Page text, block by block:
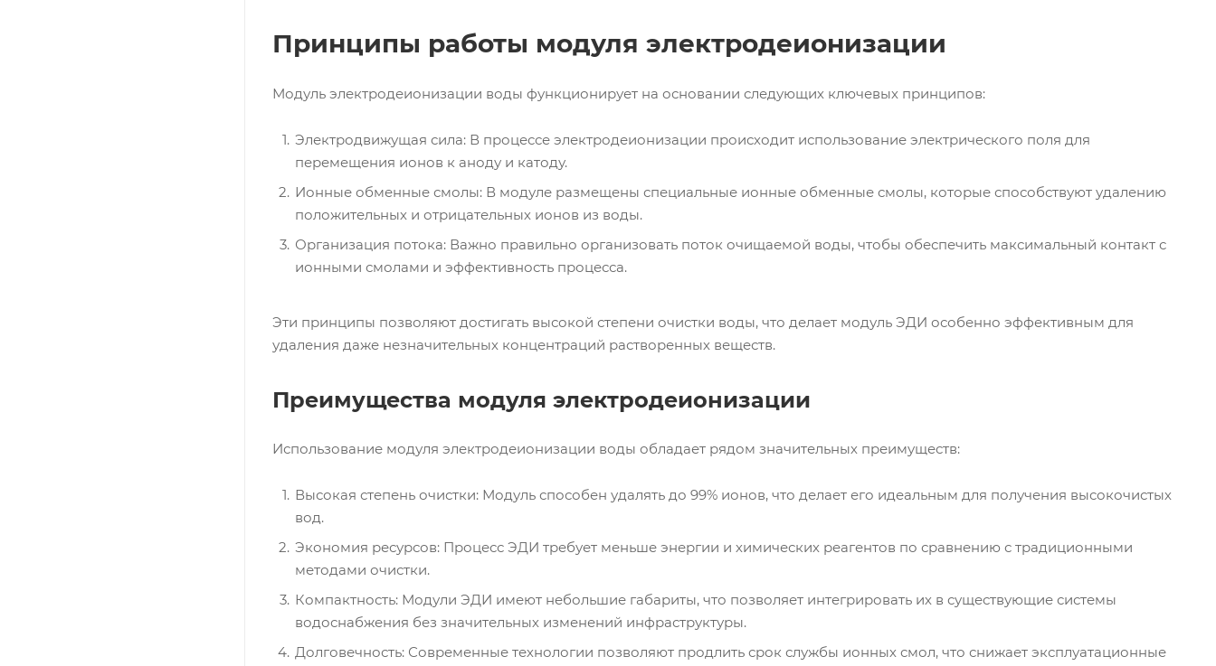
Принципы работы модуля электродеионизации
Модуль электродеионизации воды функционирует на основании следующих ключевых принципов:
Электродвижущая сила: В процессе электродеионизации происходит использование электрического поля для
перемещения ионов к аноду и катоду.
Ионные обменные смолы: В модуле размещены специальные ионные обменные смолы, которые способствуют удалению
положительных и отрицательных ионов из воды.
Организация потока: Важно правильно организовать поток очищаемой воды, чтобы обеспечить максимальный контакт с
ионными смолами и эффективность процесса.
Эти принципы позволяют достигать высокой степени очистки воды, что делает модуль ЭДИ особенно эффективным для
удаления даже незначительных концентраций растворенных веществ.
Преимущества модуля электродеионизации
Использование модуля электродеионизации воды обладает рядом значительных преимуществ:
Высокая степень очистки: Модуль способен удалять до 99% ионов, что делает его идеальным для получения высокочистых
вод.
Экономия ресурсов: Процесс ЭДИ требует меньше энергии и химических реагентов по сравнению с традиционными
методами очистки.
Компактность: Модули ЭДИ имеют небольшие габариты, что позволяет интегрировать их в существующие системы
водоснабжения без значительных изменений инфраструктуры.
Долговечность: Современные технологии позволяют продлить срок службы ионных смол, что снижает эксплуатационные